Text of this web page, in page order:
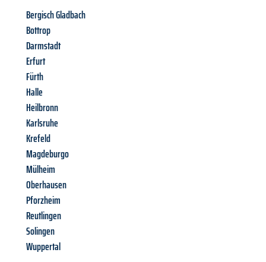
Bergisch Gladbach
Bottrop
Darmstadt
Erfurt
Fürth
Halle
Heilbronn
Karlsruhe
Krefeld
Magdeburgo
Mülheim
Oberhausen
Pforzheim
Reutlingen
Solingen
Wuppertal